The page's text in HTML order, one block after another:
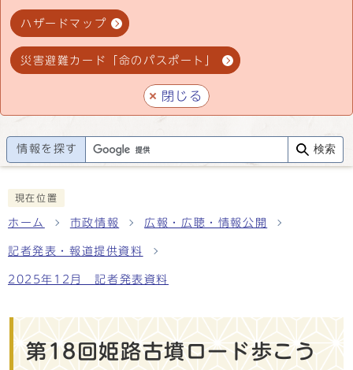
ハザードマップ
災害避難カード「命のパスポート」
閉じる
情報を探す 検索
現在位置
ホーム 市政情報 広報・広聴・情報公開
記者発表・報道提供資料
2025年12月 記者発表資料
第18回姫路古墳ロード歩こう